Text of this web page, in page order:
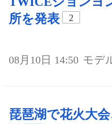
所を発表
2
08月10日 14:50 モデ
琵琶湖で花火大